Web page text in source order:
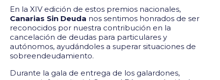
En la XIV edición de estos premios nacionales,
Canarias Sin Deuda nos sentimos honrados de ser
reconocidos por nuestra contribución en la
cancelación de deudas para particulares y
autónomos, ayudándoles a superar situaciones de
sobreendeudamiento.
Durante la gala de entrega de los galardones,